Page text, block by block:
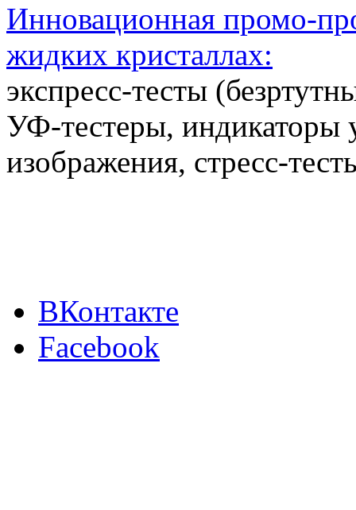
Инновационная промо-
жидких кристаллах:
экспресс-тесты
УФ-тестеры, индикаторы
изображения, стресс-
ВКонтакте
Facebook